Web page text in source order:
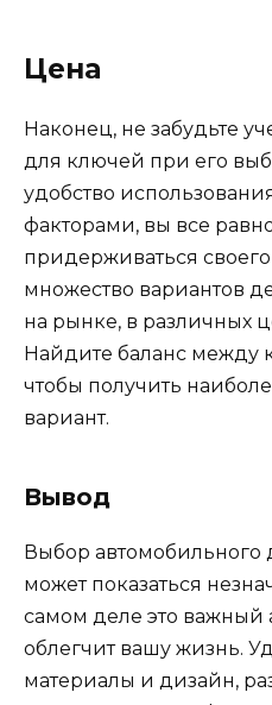
Цена
Наконец, не забудьте
для ключей при его
удобство
факторами, вы все
придерживаться
множество вариантов
на рынке, в различных
Найдите баланс между
чтобы получить
вариант.
Вывод
Выбор
может показаться
самом деле это важный
облегчит вашу жизнь.
материалы и дизайн,